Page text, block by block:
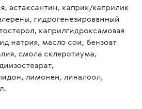
астаксантин, каприк/каприлик
гидрогенезированный
каприлгидроксамовая
натрия, масло сои, бензоат
смола склеротиума,
лимонен, линалоол,